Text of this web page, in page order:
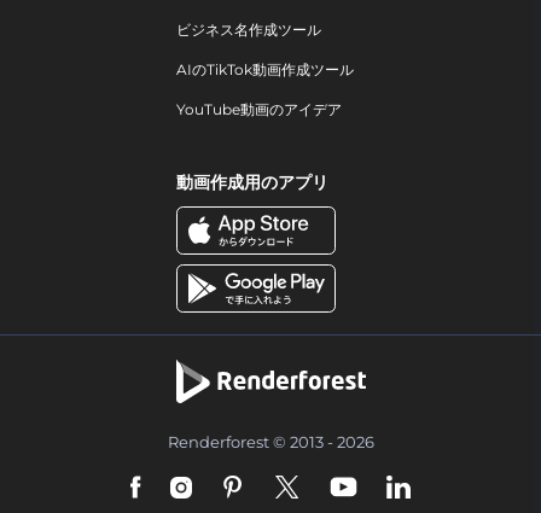
ビジネス名作成ツール
AIのTikTok動画作成ツール
YouTube動画のアイデア
動画作成用のアプリ
Renderforest © 2013 - 2026